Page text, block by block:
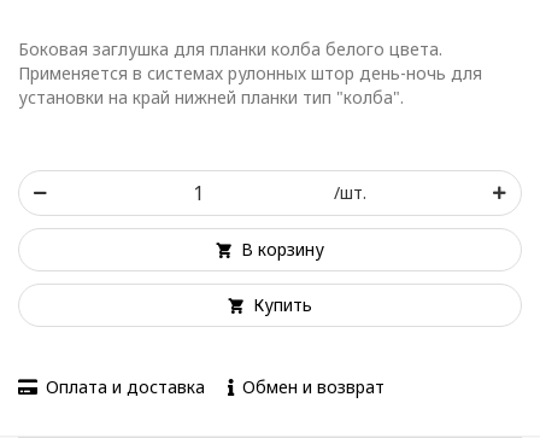
Боковая заглушка для планки колба белого цвета.
Применяется в системах рулонных штор день-ночь для
установки на край нижней планки тип "колба".
/шт.
В корзину
Купить
Оплата и доставка Обмен и возврат